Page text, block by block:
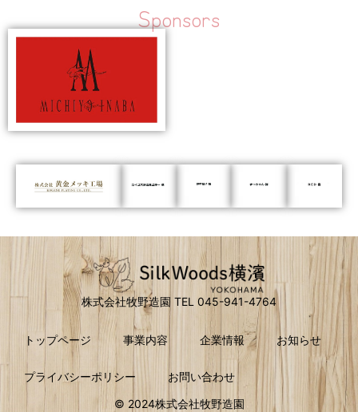
Sponsors
株式会社牧野造園 TEL 045-941-4764
トップページ 事業内容 企業情報 お知らせ
プライバシーポリシー
お問い合わせ
© 2024株式会社牧野造園